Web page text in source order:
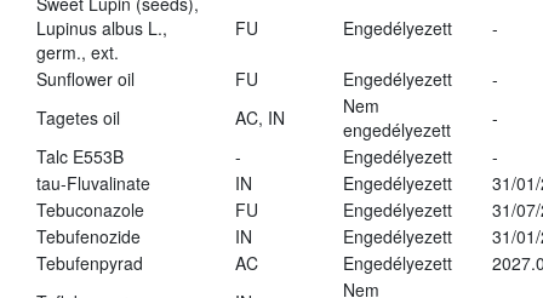
Lupinus albus L.,
germ., ext.
FU Engedélyezett -
Sunflower oil FU Engedélyezett
-
Tagetes oil
AC, IN
Nem
engedélyezett
-
Talc E553B
- Engedélyezett
-
tau-Fluvalinate
IN Engedélyezett
31/
Tebuconazole
FU Engedélyezett
31/
Tebufenozide
IN Engedélyezett
31/
Tebufenpyrad
AC Engedélyezett
Nem